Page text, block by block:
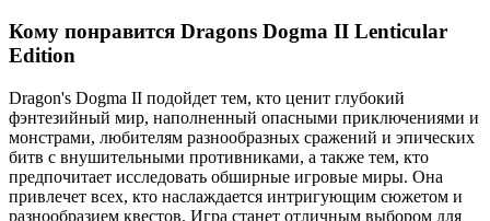
Кому понравится Dragons Dogma II Lenticular
Edition
Dragon's Dogma II подойдет тем, кто ценит глубокий
фэнтезийный мир, наполненный опасными приключениями и
монстрами, любителям разнообразных сражений и эпических
битв с внушительными противниками, а также тем, кто
предпочитает исследовать обширные игровые миры. Она
привлечет всех, кто наслаждается интригующим сюжетом и
разнообразием квестов. Игра станет отличным выбором для